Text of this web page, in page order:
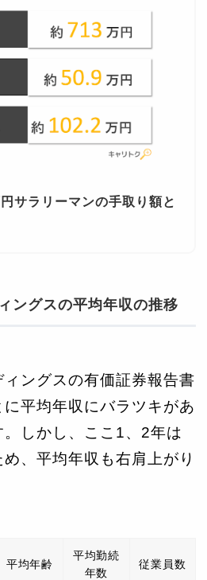
サラリーマンの手取り額と
ングスの平均年収の推移
ィングスの有価証券報告書
平均年収にバラツキがあ
しかし、ここ1、2年は
、平均年収も右肩上がり
平均年齢
平均勤続
年数
従業員数